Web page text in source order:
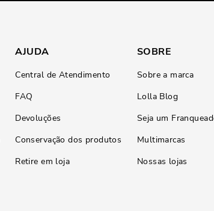
AJUDA
Central de Atendimento
FAQ
Devoluções
Conservação dos produtos
Retire em loja
SOBRE
Sobre a marca
Lolla Blog
Seja um
Multimarcas
Nossas lojas